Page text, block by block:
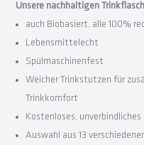
Unsere nachhaltigen
auch Biobasiert, alle 100%
Lebensmittelecht
Spülmaschinenfest
Weicher Trinkstutzen für
Trinkkomfort
Kostenloses, unverbindliches
Auswahl aus 13